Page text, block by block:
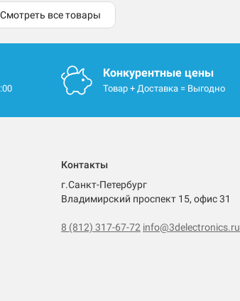
Смотреть все товары
Конкурентные цены
Товар + Доставка = Выгодно
Контакты
г.Санкт-Петербург
Владимирский проспект 15, офис 31
8 (812) 317-67-72 info@3delectronics.ru